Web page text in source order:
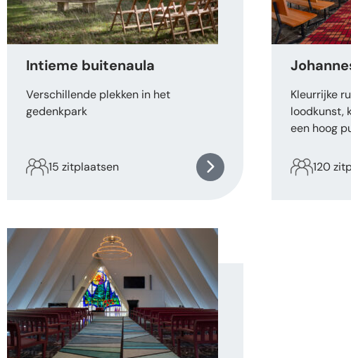
Intieme buitenaula
Verschillende plekken in het
gedenkpark
15 zitplaatsen
Kleurrijke
loodkunst,
een hoog
120